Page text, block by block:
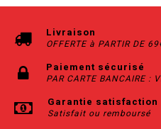
Livraison
OFFERTE à PARTIR DE
Paiement sécurisé
PAR CARTE BANCAIRE :
Garantie satisfaction
Satisfait ou remboursé